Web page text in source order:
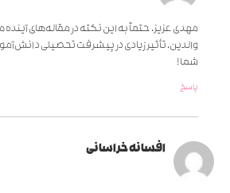
مهدی عزیز، حتماً به این نکته در مقاله‌های آینده
والدین، تأثیر زیادی در پیشرفت تحصیلی
شما!
پاسخ
افسانه خراسانی